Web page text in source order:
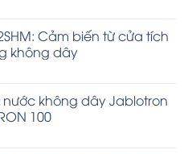
Cảm biến từ cửa tích
không dây
không dây Jablotron
100